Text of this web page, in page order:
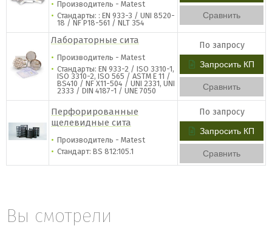
Производитель - Matest
Стандарты: : EN 933-3 / UNI 8520-
18 / NF P18-561 / NLT 354
Сравнить
Лабораторные сита
Производитель - Matest
Стандарты: EN 933-2 / ISO 3310-1,
ISO 3310-2, ISO 565 / ASTM E 11 /
BS410 / NF X11-504 / UNI 2331, UNI
2333 / DIN 4187-1 / UNE 7050
По запросу
Запросить КП
Сравнить
Перфорированные
щелевидные сита
Производитель - Matest
Стандарт: BS 812:105.1
По запросу
Запросить КП
Сравнить
Вы смотрели